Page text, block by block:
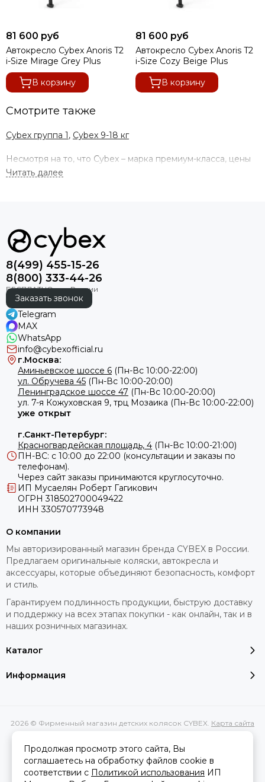
81 600 руб
Автокресло Cybex Anoris T2
i-Size Mirage Grey Plus
В корзину
81 600 руб
Автокресло Cybex Anoris T2
i-Size Cozy Beige Plus
В корзину
Смотрите также
Cybex группа 1, Cybex 9-18 кг
Несмотря на то, что Cybex – марка премиум-класса, цены
на коляски, автокресла и другие товары поддерживаются
еще более явной.
Выгодно купить автокресло Cybex группы
1 9 - 18 кг также можно в нашем магазине.
Данная группа удерживающих устройств
оснащена следующими опциями:
Фронтальный столик безопасности регулируется
одной кнопкой. Обеспечивает безопасность ребенка
при лобовом столкновении, отводя ударную энергию
Система защиты от боковых ударов LSP является
выдвижной (интегрирована внутрь кресла). Поглощает
порядка 25% ударной энергии
Чехол автокресла выполнен из дышащих материалов,
которые не провоцируют повышенное потоотделение
обеспечивает оптимальную циркуляцию воздуха
Глубокий подголовник гарантирует высокую степень
защиты головы и шейного отдела позвоночника
Уровень наклона спинки регулируется одной рукой
Широкое внутреннее пространство позволяет ребенку
принять комфортное положение тела и не создает
ощущения скованности
Максимально допустимая нагрузка на удерживающее
устройство – 18 кг.
Оборудование рассчитано на детей в возрасте от 9
месяцев до 4 лет.
Еще несколько конструктивных
автокресла Cybex группы 1 9 18 кг:
вместе с ребенком, адаптируясь под его рост
передний защитный столик не сковывает движений
малыша и не доставляет ему дискомфорта. Кроме того,
родителям не приходится каждый раз тратить время на
8(499) 455-15-26
8(800) 333-44-26
Заказать звонок
Telegram
MAX
WhatsApp
info@cybexofficial.ru
г.Москва:
Аминьевское шоссе 6 (Пн-Вс 10:00-22:00)
ул. Обручева 45 (Пн-Вс 10:00-20:00)
Ленинградское шоссе 47 (Пн-Вс 10:00-20:00)
ул. 7-я Кожуховская 9, трц Мозаика (Пн-Вс 10:00-22:00)
уже открыт
г.Санкт-Петербург:
Красногвардейская площадь, 4 (Пн-Вс 10:00-21:00)
ПН-ВС: с 10:00 до 22:00 (консультации и заказы по
телефонам).
Через сайт заказы принимаются круглосуточно.
ИП Мусаелян Роберт Гагикович
ОГРН 318502700049422
ИНН 330570773948
Каталог
Информация
О компании
Мы авторизированный магазин бренда CYBEX в России.
Предлагаем оригинальные коляски, автокресла и
аксессуары, которые объединяют безопасность, комфорт
и стиль.
Гарантируем подлинность продукции, быструю доставку
и поддержку на всех этапах покупки - как онлайн, так и в
наших розничных магазинах.
2026 © Фирменный магазин детских колясок CYBEX. Карта сайта
Вся представленная на сайте информация, касающаяся
Продолжая просмотр этого сайта, Вы
соглашаетесь на обработку файлов cookie в
соответствии с Политикой использования ИП